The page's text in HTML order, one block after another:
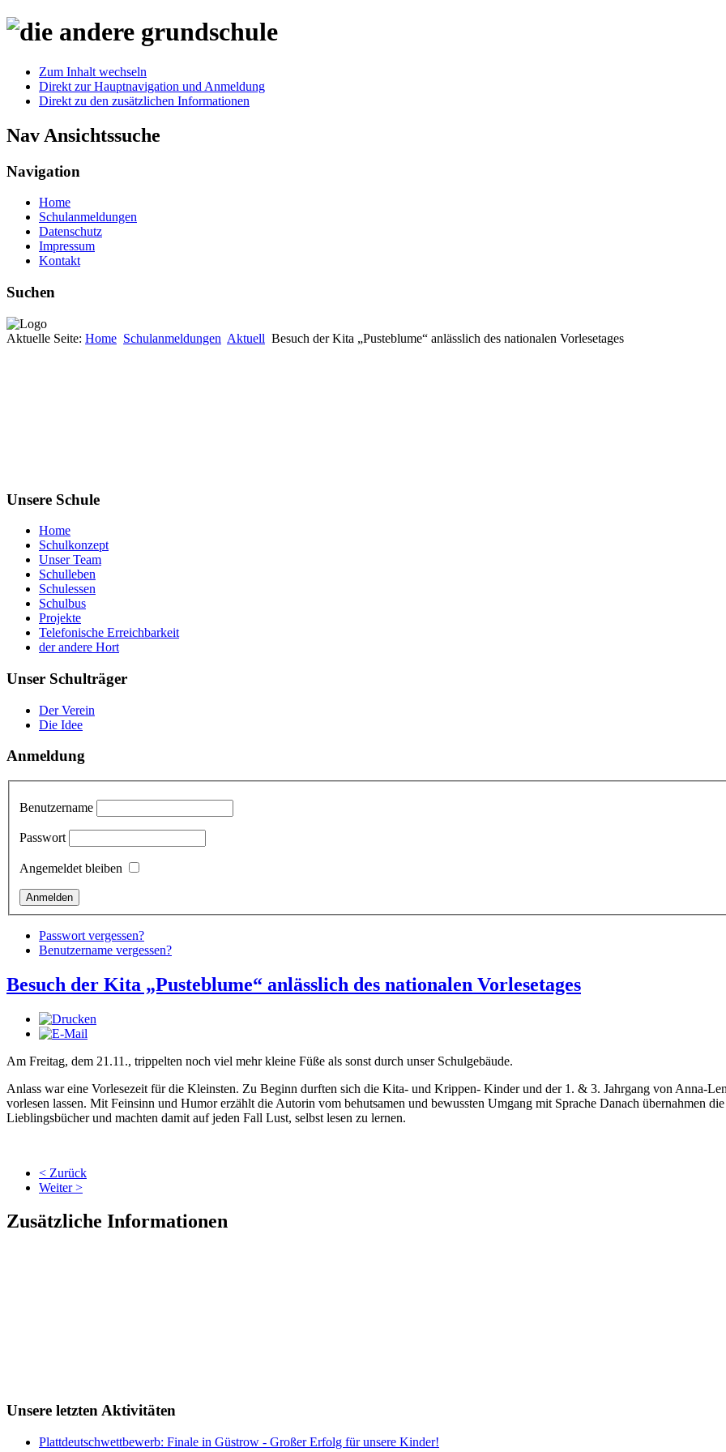
Zum Inhalt wechseln
Direkt zur Hauptnavigation und Anmeldung
Direkt zu den zusätzlichen Informationen
Nav Ansichtssuche
Navigation
Home
Schulanmeldungen
Datenschutz
Impressum
Kontakt
Suchen
Aktuelle Seite: Home Schulanmeldungen Aktuell Besuch der Kita „Pusteblume“ anlässlich des nationalen Vorlesetages
Unsere Schule
Home
Schulkonzept
Unser Team
Schulleben
Schulessen
Schulbus
Projekte
Telefonische Erreichbarkeit
der andere Hort
Unser Schulträger
Der Verein
Die Idee
Anmeldung
Benutzername
Passwort
Angemeldet bleiben
Passwort vergessen?
Benutzername vergessen?
Besuch der Kita „Pusteblume“ anlässlich des nationalen Vorlesetages
Am Freitag, dem 21.11., trippelten noch viel mehr kleine Füße als sonst durch unser Schulgebäude.
Anlass war eine Vorlesezeit für die Kleinsten. Zu Beginn durften sich die Kita- und Krippen- Kinder und der 1. & 3. Jahrgang von Anna-
vorlesen lassen. Mit Feinsinn und Humor erzählt die Autorin vom behutsamen und bewussten Umgang mit Sprache Danach übernahmen
Lieblingsbücher und machten damit auf jeden Fall Lust, selbst lesen zu lernen.
< Zurück
Weiter >
Zusätzliche Informationen
Unsere letzten Aktivitäten
Plattdeutschwettbewerb: Finale in Güstrow - Großer Erfolg für unsere Kinder!